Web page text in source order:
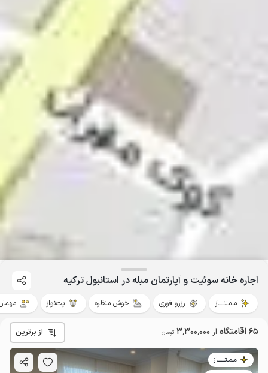
اجاره خانه سوئیت و آپارتمان مبله در استانبول ترکیه
مـمـتــــاز رزرو فوری خوش منظره پت‌نواز
65 اقامتگاه از 3٬300٬000 تومان از برترین
مـمـتــــــاز